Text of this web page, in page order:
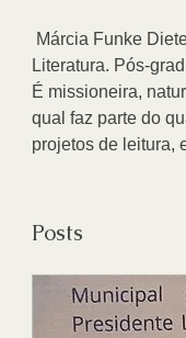
Literatura. Pós-
É missioneira,
qual faz parte do
projetos de leitura,
Posts